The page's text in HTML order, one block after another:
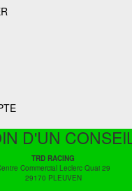
D'UN
TRD RACING
Commercial Leclerc Quai 29
29170 PLEUVEN